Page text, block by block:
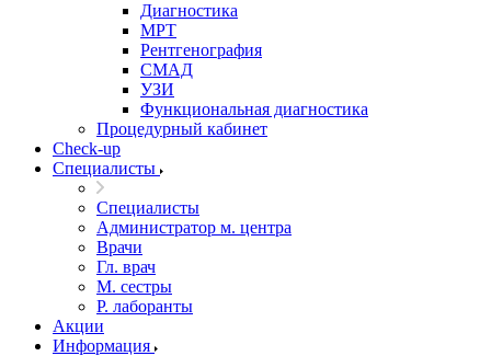
Диагностика
МРТ
Рентгенография
СМАД
УЗИ
Функциональная диагностика
Процедурный кабинет
Cheсk-up
Специалисты
Специалисты
Администратор м. центра
Врачи
Гл. врач
М. сестры
Р. лаборанты
Акции
Информация